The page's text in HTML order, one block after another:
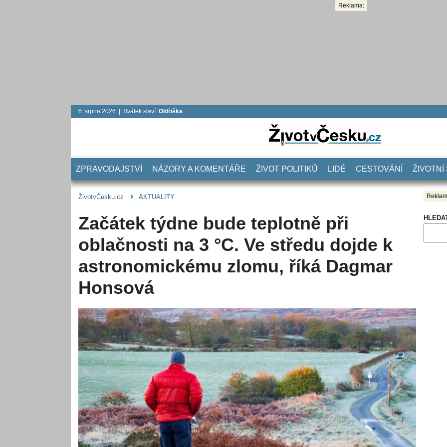
Reklama:
6. srpna 2026 | Svátek slaví: Oldřiška
ZPRAVODAJSTVÍ NÁZORY A KOMENTÁŘE ŽIVOT POLITIKŮ LIDÉ CESTOVÁNÍ ŽIVOTNÍ
ŽivotvČesku.cz AKTUALITY
Začátek týdne bude teplotně při
oblačnosti na 3 °C. Ve středu dojde k
astronomickému zlomu, říká Dagmar
Honsová